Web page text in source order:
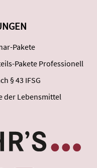
Pakete
Pakete Professionell
§ 43 IFSG
der Lebensmittel